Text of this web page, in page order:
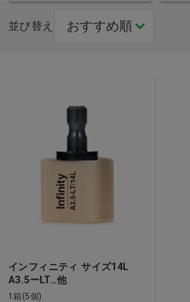
並び替え
インフィニティ サイズ14L
A3.5ーLT…他
1箱(5個)